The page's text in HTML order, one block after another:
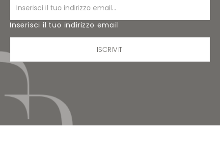
Inserisci il tuo indirizzo email
ISCRIVITI